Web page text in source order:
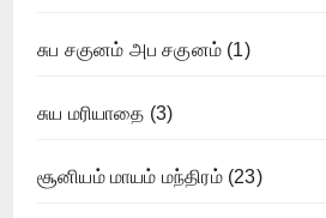
சுப சகுனம் அப சகுனம் (1)
சுய மரியாதை (3)
சூனியம் மாயம் மந்திரம்(23)